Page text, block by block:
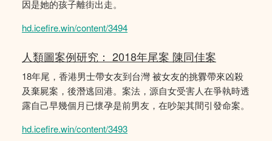
因是她的孩子離街出走。
hd.icefire.win/content/3494
人類圖案例研究： 2018年尾案 陳同佳案
18年尾，香港男士帶女友到台灣 被女友的挑釁帶來凶殺
及棄屍案，後潛逃回港。案法，源自女受害人在爭執時透
露自己早幾個月已懷孕是前男友，在吵架其間引發命案。
hd.icefire.win/content/3493